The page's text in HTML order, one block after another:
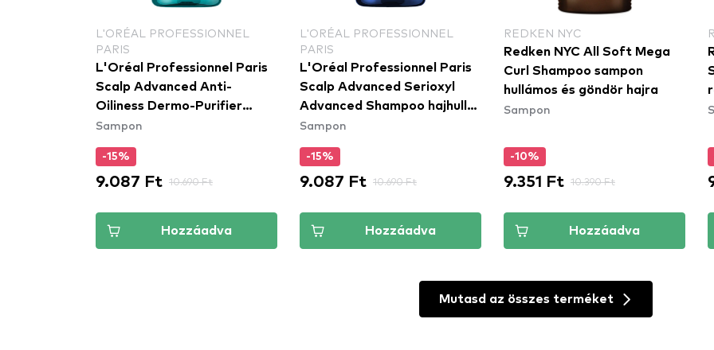
L'ORÉAL PROFESSIONNEL
PARIS
L'Oréal Professionnel Paris
Scalp Advanced Anti-
Oiliness Dermo-Purifier
Shampoo tisztító sampon
Sampon
-15%
9.087 Ft 10.690 Ft
Hozzáadva
L'ORÉAL PROFESSIONNEL
PARIS
L'Oréal Professionnel Paris
Scalp Advanced Serioxyl
Advanced Shampoo hajhullás
elleni, növekedés serkentő
Sampon
-15%
9.087 Ft 10.690 Ft
Hozzáadva
REDKEN NYC
Redken NYC All Soft Mega
Curl Shampoo sampon
hullámos és göndör hajra
Sampon
-10%
9.351 Ft 10.390 Ft
Hozzáadva
Mutasd az összes terméket